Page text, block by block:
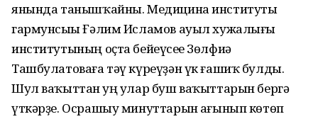
янында танышҡайны. Медицина институты
гармунсыһы Ғәлим Исламов ауыл хужалығы
институтының оҫта бейеүсеһе Зөлфиә
Ташбулатоваға тәү күреүҙән үк ғашиҡ булды.
Шул ваҡыттан һуң улар буш ваҡыттарын бергә
үткәрҙе. Осрашыу минуттарын һағынып көтөп